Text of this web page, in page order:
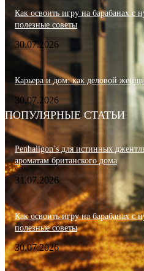
Как освоить игру на барабанах с
полезные советы
30.07.2026
Карьера и дом: как деловой
30.07.2026
ПОПУЛЯРНЫЕ СТАТЬИ
Penhaligon’s для истинных
ароматам британского дома
31.07.2026
Как освоить игру на барабанах с
полезные советы
30.07.2026